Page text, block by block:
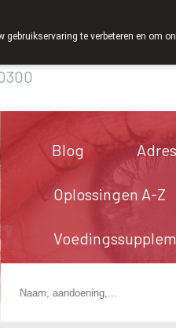
Meysen
Blog
Oplossingen A-Z
gebruikservaring te verbeteren en om